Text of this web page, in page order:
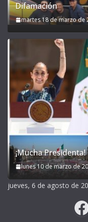
Difamación
martes 18 de marzo de
¡Mucha Presidenta!
lunes 10 de marzo de
jueves, 6 de agosto de